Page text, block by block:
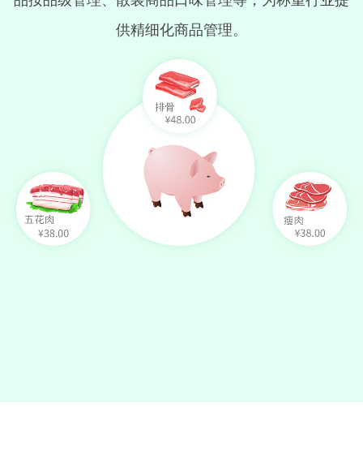
供精细化商品管理。